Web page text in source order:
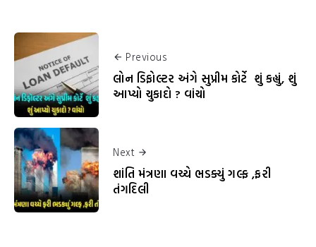
Previous
લોન ડિફોલ્ટર અંગે સુપ્રીમ કોર્ટે શું કહ્યું, શું
આપ્યો ચુકાદો ? વાંચો
Next
શાંતિ મંત્રણા વચ્ચે ભડક્યું ગલ્ફ ,ફરી
તંગદિલી